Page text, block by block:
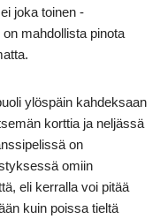
joka toinen -
mahdollista pinota
ylöspäin kahdeksaan
korttia ja neljässä
on
omiin
eli kerralla voi pitää
kuin poissa tieltä